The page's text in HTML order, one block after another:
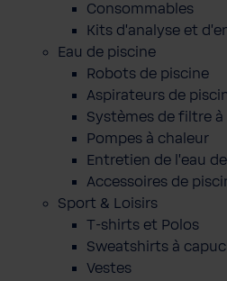
Consommables
Kits d'analyse et
Eau de piscine
Robots de piscine
Aspirateurs de
Systèmes de filtre
Pompes à chaleur
Entretien de l'eau
Accessoires de
Sport & Loisirs
T-shirts et Polos
Sweatshirts à
Vestes